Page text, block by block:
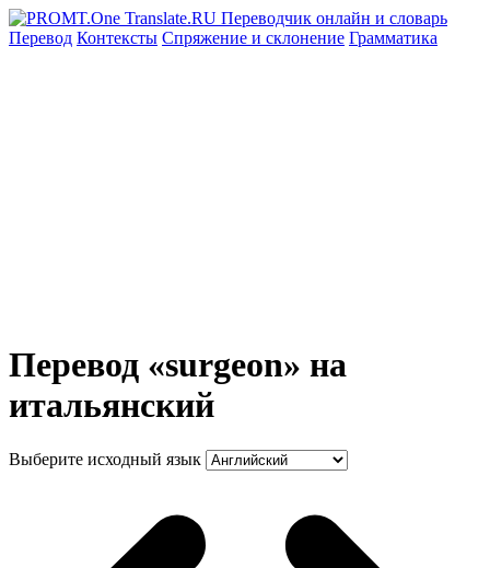
Перевод Контексты Спряжение и склонение Грамматика
Перевод «surgeon» на
итальянский
Выберите исходный язык